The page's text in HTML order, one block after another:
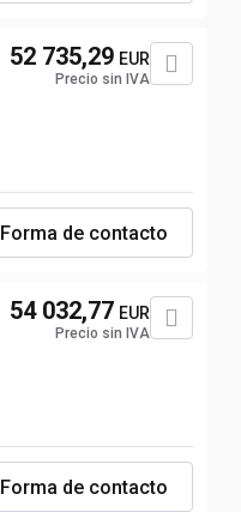
52 735,29 EUR
Precio sin IVA
Forma de contacto
54 032,77 EUR
Precio sin IVA
Forma de contacto